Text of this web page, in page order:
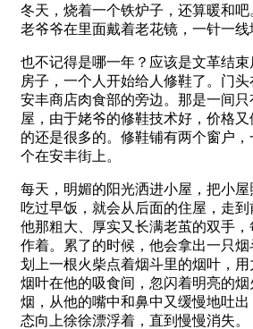
冬天，烧着一个铁炉子，还算暖和
老爷爷在里面戴着老花镜，一针一线
也不记得是哪一年？应该是文革结
房子，一个人开始给人修鞋了。门
安丰商店肉食部的旁边。那是一间
屋，由于姥爷的修鞋技术好，价格
的还是很多的。修鞋铺有两个窗户
个在安丰街上。
每天，明媚的阳光洒进小屋，把小
吃过早饭，就会从后面的住屋，走到
他那粗大、厚实又长满老茧的双手
作着。累了的时候，他会拿出一只烟
划上一根火柴点着烟斗里的烟叶，
烟叶在他的吸食间，忽闪着明亮的
烟，从他的嘴中和鼻中又缓慢地吐
态向上徐徐漂浮着，直到慢慢消失。